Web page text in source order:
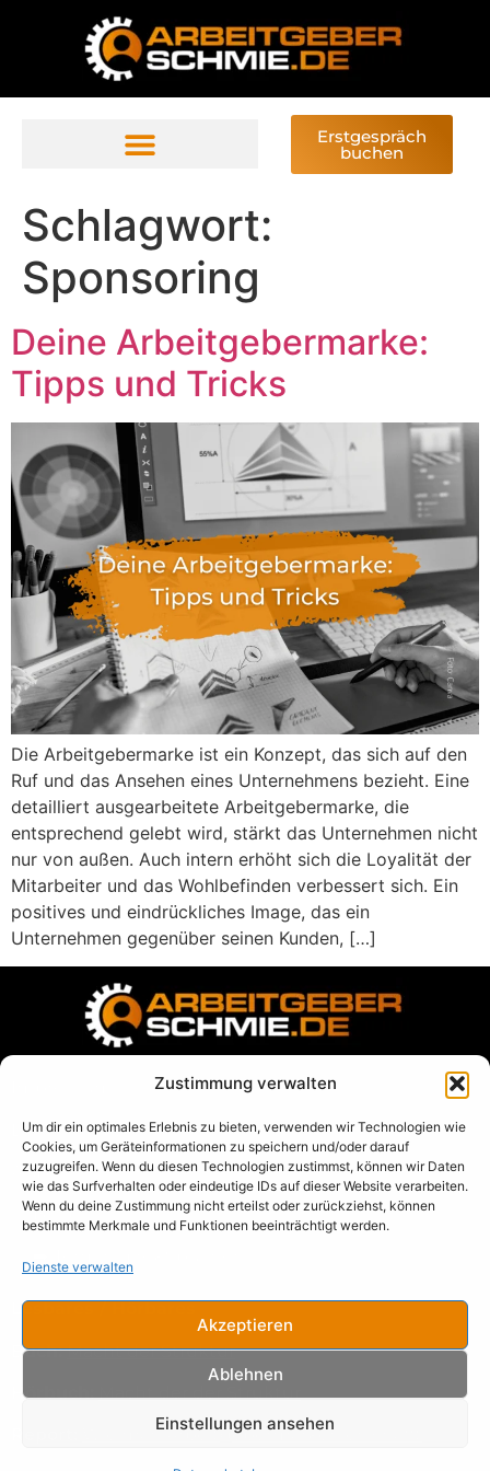
Zustimmung verwalten
Um dir ein optimales Erlebnis zu bieten, verwenden wir Technologien wie
Cookies, um Geräteinformationen zu speichern und/oder darauf
zuzugreifen. Wenn du diesen Technologien zustimmst, können wir Daten
wie das Surfverhalten oder eindeutige IDs auf dieser Website verarbeiten.
Wenn du deine Zustimmung nicht erteilst oder zurückziehst, können
bestimmte Merkmale und Funktionen beeinträchtigt werden.
Dienste verwalten
Akzeptieren
Ablehnen
Einstellungen ansehen
Erstgespräch
buchen
Schlagwort:
Sponsoring
Deine Arbeitgebermarke:
Tipps und Tricks
Die Arbeitgebermarke ist ein Konzept, das sich auf den
Ruf und das Ansehen eines Unternehmens bezieht. Eine
detailliert ausgearbeitete Arbeitgebermarke, die
entsprechend gelebt wird, stärkt das Unternehmen nicht
nur von außen. Auch intern erhöht sich die Loyalität der
Mitarbeiter und das Wohlbefinden verbessert sich. Ein
positives und eindrückliches Image, das ein
Unternehmen gegenüber seinen Kunden, […]
Datenschutz
AGB
Blog
Lesbares / Hörbares
Buch: Macht der Struktur
Hörbuch: Macht der der Struktur
Wie man Arbeitgebermarken erschafft